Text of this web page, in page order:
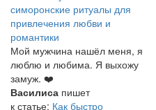
симоронские ритуалы для
привлечения любви и
романтики
Мой мужчина нашёл меня, я
люблю и любима. Я выхожу
замуж. ❤️
Василиса пишет
к статье: Как быстро